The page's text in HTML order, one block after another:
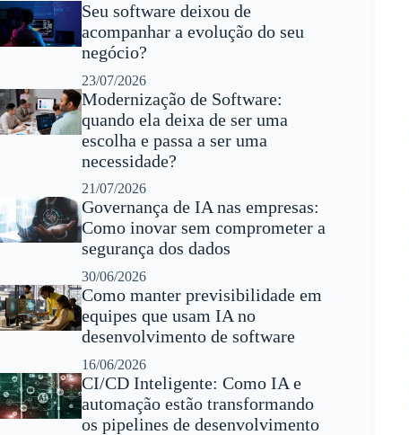
Seu software deixou de
acompanhar a evolução do seu
negócio?
23/07/2026
Modernização de Software:
quando ela deixa de ser uma
escolha e passa a ser uma
necessidade?
21/07/2026
Governança de IA nas empresas:
Como inovar sem comprometer a
segurança dos dados
30/06/2026
Como manter previsibilidade em
equipes que usam IA no
desenvolvimento de software
16/06/2026
CI/CD Inteligente: Como IA e
automação estão transformando
os pipelines de desenvolvimento